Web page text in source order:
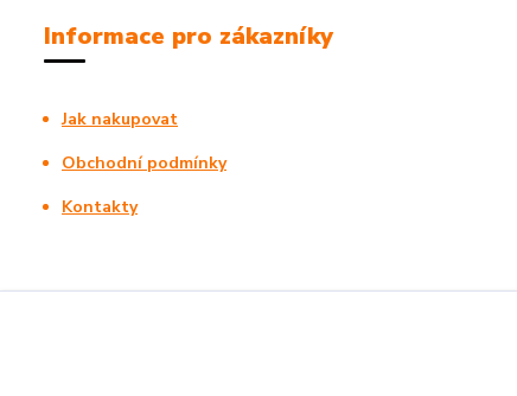
Informace pro zákazníky
Jak nakupovat
Obchodní podmínky
Kontakty